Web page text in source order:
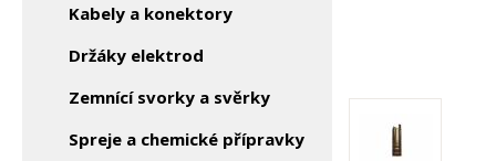
Kabely a konektory
Držáky elektrod
Zemnící svorky a svěrky
Spreje a chemické přípravky